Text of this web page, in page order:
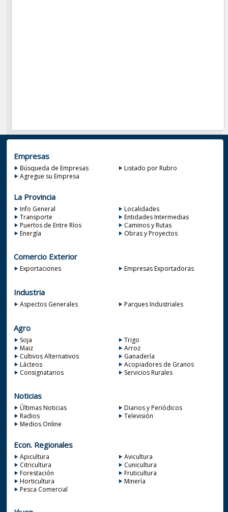
Empresas
Búsqueda de Empresas
Listado por Rubro
Agregue su Empresa
La Provincia
Info General
Localidades
Transporte
Entidades Intermedias
Puertos de Entre Ríos
Caminos y Rutas
Energía
Obras y Proyectos
Comercio Exterior
Exportaciones Empresas Exportadoras
Industria
Aspectos Generales Parques Industriales
Agro
Soja
Trigo
Maiz
Arroz
Cultivos Alternativos
Ganadería
Lácteos
Acopiadores de Granos
Consignatarios
Servicios Rurales
Noticias
Últimas Noticias
Diarios y Periódicos
Radios
Televisión
Medios Online
Econ. Regionales
Apicultura
Avicultura
Citricultura
Cunicultura
Forestación
Fruticultura
Horticultura
Minería
Pesca Comercial